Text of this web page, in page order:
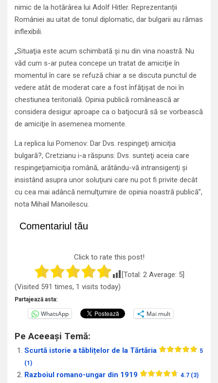
nimic de la hotărârea lui Adolf Hitler. Reprezentanții
României au uitat de tonul diplomatic, dar bulgarii au rămas
inflexibili.
„Situaţia este acum schimbată și nu din vina noastră. Nu
văd cum s-ar putea concepe un tratat de amiciţie în
momentul în care se refuză chiar a se discuta punctul de
vedere atât de moderat care a fost înfăţișat de noi în
chestiunea teritorială. Opinia publică românească ar
considera desigur aproape ca o batjocură să se vorbească
de amiciţie în asemenea momente.
La replica lui Pomenov: Dar Dvs. respingeţi amiciţia
bulgară?, Cretzianu i-a răspuns: Dvs. sunteţi aceia care
respingeţiamiciţia română, arătându-vă intransigenţi și
insistând asupra unor soluţiuni care nu pot fi privite decât
cu cea mai adâncă nemulţumire de opinia noastră publică”,
nota Mihail Manoilescu.
Comentariul tău
Click to rate this post!
[Total: 2Average: 5]
(Visited 591 times, 1 visits today)
Partajează asta:
WhatsApp Mai mult
Pe Aceeași Temă:
Scurtă istorie a tăblițelor de la Tărtăria
5
(1)
Razboiul romano-ungar din 1919 4.7 (3)